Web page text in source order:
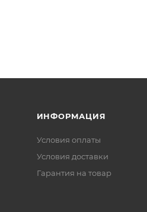
могут содержать
ИНФОРМАЦИЯ
Условия оплаты
Условия доставки
Гарантия на товар